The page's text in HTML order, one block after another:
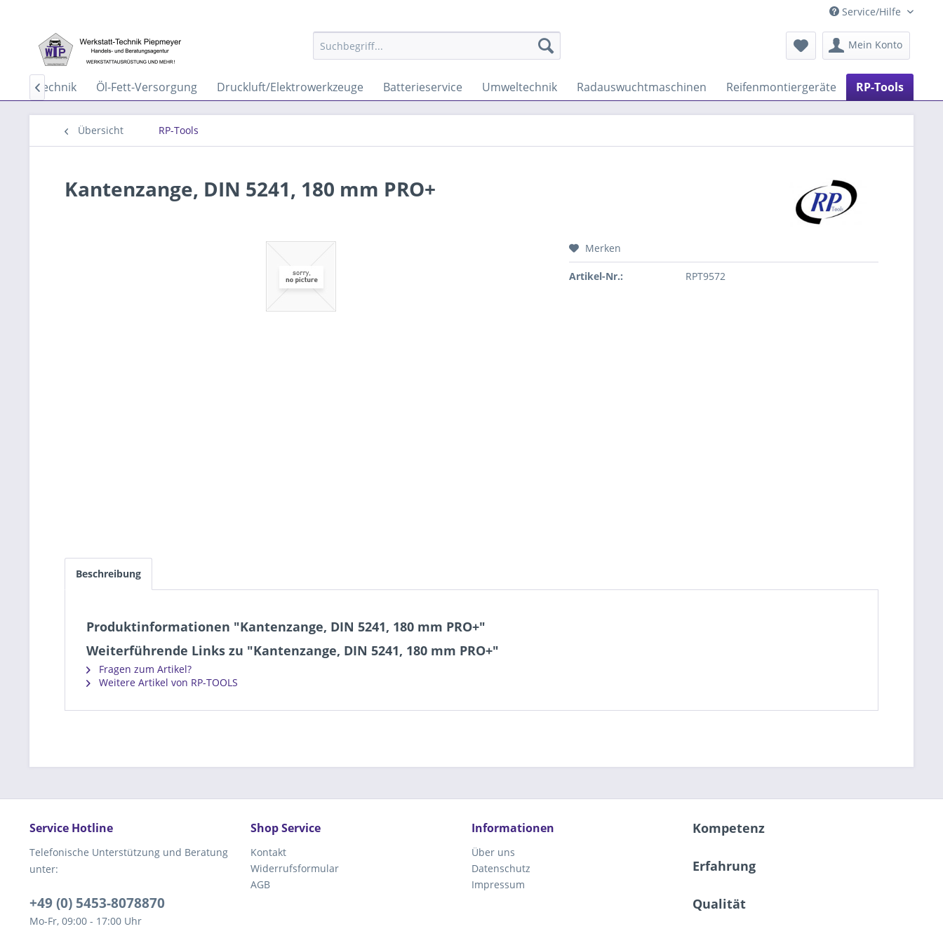
Service/Hilfe
Mein Konto
Öl-Fett-Versorgung Druckluft/Elektrowerkzeuge Batterieservice Umweltechnik Radauswuchtmaschinen Reifenmontiergeräte RP-Tools

Übersicht RP-Tools
Kantenzange, DIN 5241, 180 mm PRO+
Merken
Artikel-Nr.: RPT9572
Beschreibung
Produktinformationen "Kantenzange, DIN 5241, 180 mm PRO+"
Weiterführende Links zu "Kantenzange, DIN 5241, 180 mm PRO+"
Fragen zum Artikel?
Weitere Artikel von RP-TOOLS
Service Hotline
Telefonische Unterstützung und Beratung
unter:
+49 (0) 5453-8078870
Mo-Fr, 09:00 - 17:00 Uhr
Shop Service
Kontakt
Widerrufsformular
AGB
Informationen
Über uns
Datenschutz
Impressum
Kompetenz
Erfahrung
Qualität